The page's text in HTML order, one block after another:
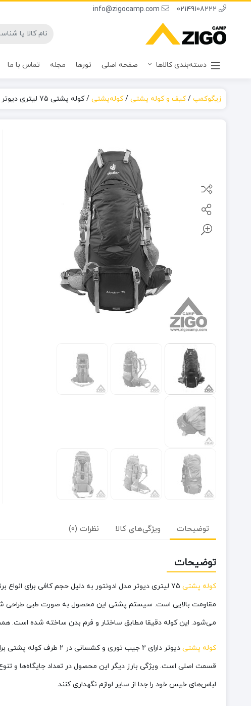
02149108222
info@zigocamp.com
دسته‌بندی کالاها صفحه اصلی تورها مجله تماس با ما
زیگوکمپ/کیف و کوله پشتی/کوله‌پشتی/کوله پشتی 75 لیتری دیوتر مدل ادونتور
توضیحات ویژگی‌های کالا نظرات (0)
توضیحات
کوله پشتی75 لیتری دیوتر مدل ادونتور به دلیل حجم کافی برای انواع برنامه‌های یک الی چند روزه مناسب است.
مقاومت بالایی است. سیستم پشتی این محصول به صورت طبی طراحی
می‌شود. این کوله دقیقا مطابق ساختار و فرم بدن ساخته شده است.
کوله پشتی
دیوتر دارای 2 جیب
قسمت اصلی است. ویژگی بارز دیگر این محصول در تعداد جایگاه‌ها و
لباس‌های خیس خود را جدا از سایر لوازم نگهداری کنند.